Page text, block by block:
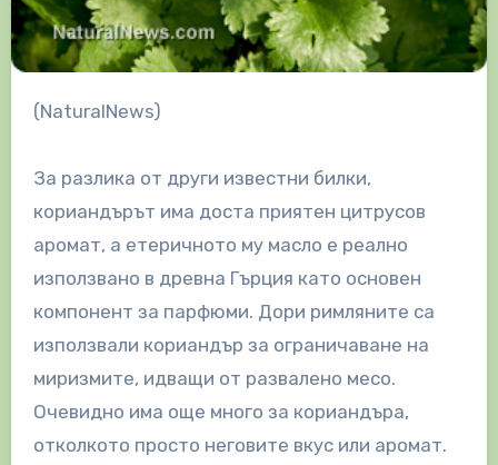
(NaturalNews)
За разлика от други известни билки,
кориандърът има доста приятен цитрусов
аромат, а етеричното му масло е реално
използвано в древна Гърция като основен
компонент за парфюми. Дори римляните са
използвали кориандър за ограничаване на
миризмите, идващи от развалено месо.
Очевидно има още много за кориандъра,
отколкото просто неговите вкус или аромат.